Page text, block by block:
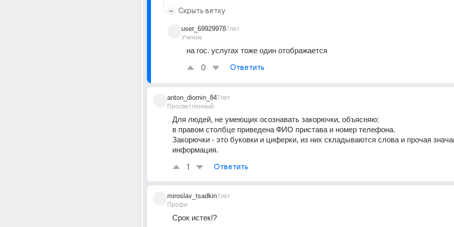
Скрыть ветку
user_69929978
Ученик
7лет
на гос. услугах тоже один отображается
0 Ответить
anton_diomin_84
Просветленный
7лет
Для людей, не умеющих осознавать закорючки, объясняю:
в правом столбце приведена ФИО пристава и номер телефона.
Закорючки - это буковки и циферки, из них складываются слова и прочая
информация.
1 Ответить
miroslav_tsadkin
Профи
7лет
Срок истек!?